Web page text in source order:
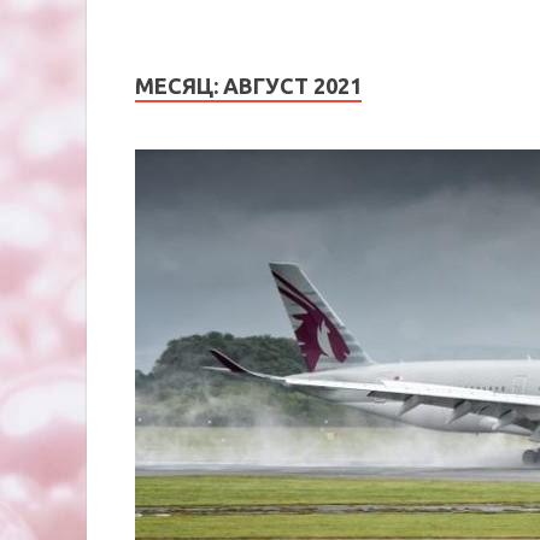
МЕСЯЦ: АВГУСТ 2021